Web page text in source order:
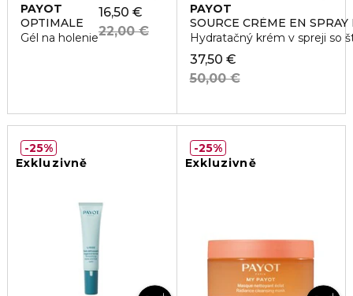
PAYOT
OPTIMALE
Gél na holenie
16,50 €
22,00 €
PAYOT
SOURCE CRÈME EN
Hydratačný krém v spreji so
37,50 €
50,00 €
Exkluzivně
25%
Exkluzivně
25%